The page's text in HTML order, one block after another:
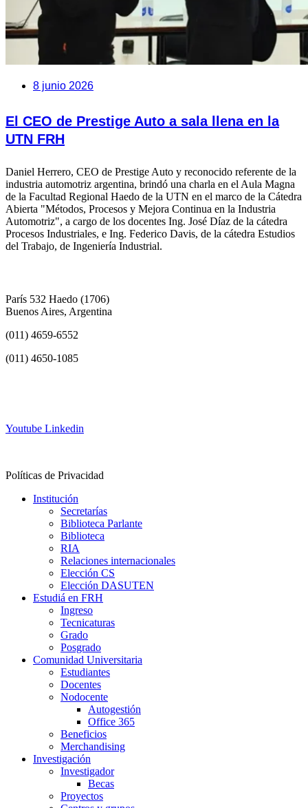
8 junio 2026
El CEO de Prestige Auto a sala llena en la
UTN FRH
Daniel Herrero, CEO de Prestige Auto y reconocido referente de la
industria automotriz argentina, brindó una charla en el Aula Magna
de la Facultad Regional Haedo de la UTN en el marco de la Cátedra
Abierta "Métodos, Procesos y Mejora Continua en la Industria
Automotriz", a cargo de los docentes Ing. José Díaz de la cátedra
Procesos Industriales, e Ing. Federico Davis, de la cátedra Estudios
del Trabajo, de Ingeniería Industrial.
París 532 Haedo (1706)
Buenos Aires, Argentina
(011) 4659-6552
(011) 4650-1085
Youtube Linkedin
Políticas de Privacidad
Institución
Secretarías
Biblioteca Parlante
Biblioteca
RIA
Relaciones internacionales
Elección CS
Elección DASUTEN
Estudiá en FRH
Ingreso
Tecnicaturas
Grado
Posgrado
Comunidad Universitaria
Estudiantes
Docentes
Nodocente
Autogestión
Office 365
Beneficios
Merchandising
Investigación
Investigador
Becas
Proyectos